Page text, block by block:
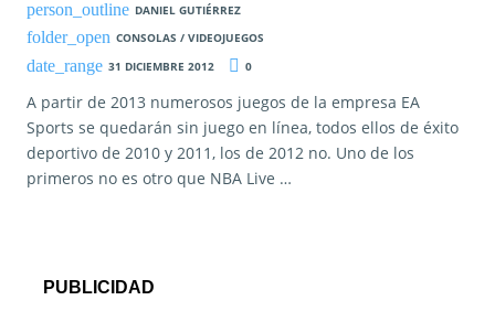
DANIEL GUTIÉRREZ
CONSOLAS / VIDEOJUEGOS
31 DICIEMBRE 2012
0
A partir de 2013 numerosos juegos de la empresa EA
Sports se quedarán sin juego en línea, todos ellos de éxito
deportivo de 2010 y 2011, los de 2012 no. Uno de los
primeros no es otro que NBA Live …
PUBLICIDAD